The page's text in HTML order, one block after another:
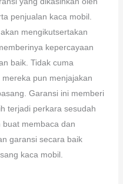
penjualan kaca mobil.
mengikutsertakan
kepercayaan
baik. Tidak cuma
pun menjajakan
Garansi ini memberi
terjadi perkara sesudah
buat membaca dan
garansi secara baik
kaca mobil.